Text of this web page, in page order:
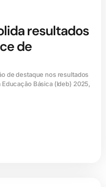
resultados
de
de destaque nos resultados
Básica (ldeb) 2025,